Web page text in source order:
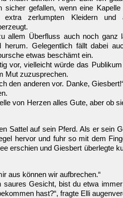
gefallen, wenn eine
zerlumpten Kleidern und
allem Überfluss auch noch ganz
Gelegentlich fällt dabei
etwas beschämt ein.
vor, vielleicht würde das
Mut zuzusprechen.
den anderen vor. Danke,
von Herzen alles Gute, aber ob
Sattel auf sein Pferd. Als er sein
hervor und fuhr so mit dem
erschien und Giesbert überlegte
aus können wir aufbrechen.“
Gesicht, bist du etwa
hast?“, fragte Elli